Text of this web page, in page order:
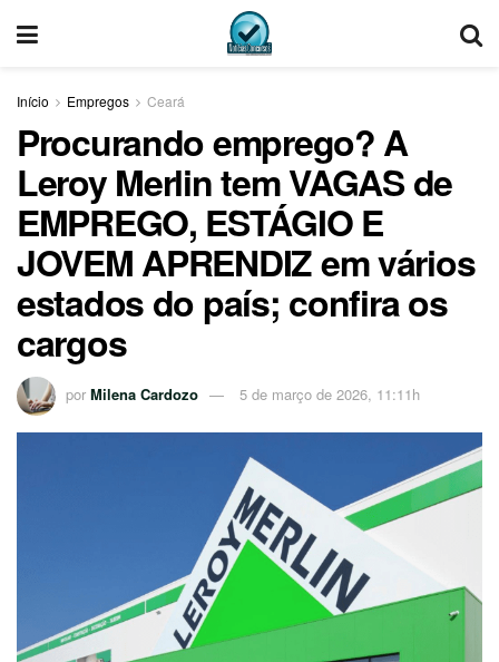
Início Empregos Ceará
Procurando emprego? A
Leroy Merlin tem VAGAS de
EMPREGO, ESTÁGIO E
JOVEM APRENDIZ em vários
estados do país; confira os
cargos
por Milena Cardozo 5 de março de 2026, 11:11h